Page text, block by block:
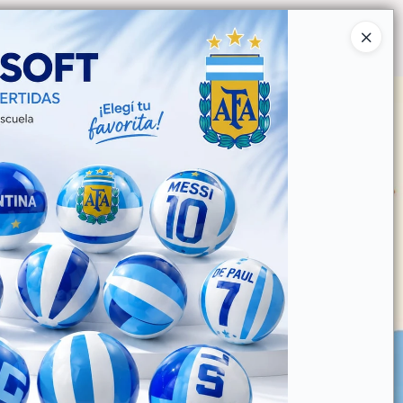
Ingresar a la Tienda
COMPRAR QUIÉNES SOMOS CONTACTO